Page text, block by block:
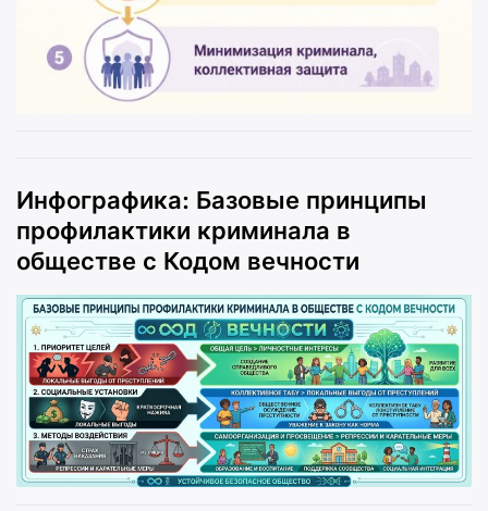
Инфографика: Базовые принципы
профилактики криминала в
обществе с Кодом вечности